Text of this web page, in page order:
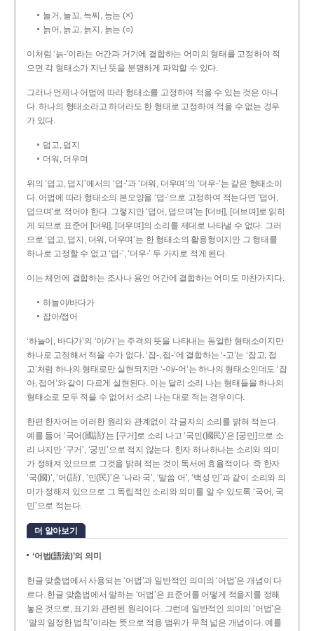
늘거, 늘꼬, 늑찌, 능는 (×)
늙어, 늙고, 늙지, 늙는 (○)
이처럼 ‘늙-­’이라는 어간과 거기에 결합하는 어미의 형태를 고정하여 적
으면 각 형태소가 지닌 뜻을 분명하게 파악할 수 있다.
그러나 언제나 어법에 따라 형태소를 고정하여 적을 수 있는 것은 아니
다. 하나의 형태소라고 하더라도 한 형태로 고정하여 적을 수 없는 경우
가 있다.
덥고, 덥지
더워, 더우며
위의 ‘덥고, 덥지’에서의 ‘덥-­’과 ‘더워, 더우며’의 ‘더우-­’는 같은 형태소이
다. 어법에 따라 형태소의 본모양을 ‘덥-­’으로 고정하여 적는다면 ‘덥어,
덥으며’로 적어야 한다. 그렇지만 ‘덥어, 덥으며’는 [더버], [더브며]로 읽히
게 되므로 표준어 [더워], [더우며]의 소리를 제대로 나타낼 수 없다. 그러
므로 ‘덥고, 덥지, 더워, 더우며’는 한 형태소의 활용형이지만 그 형태를
하나로 고정할 수 없고 ‘덥-’, ‘더우-’ 두 가지로 적게 된다.
이는 체언에 결합하는 조사나 용언 어간에 결합하는 어미도 마찬가지다.
하늘이/바다가
잡아/접어
‘하늘이, 바다가’의 ‘이/가’는 주격의 뜻을 나타내는 동일한 형태소이지만
하나로 고정해서 적을 수가 없다. ‘잡-, 접-’에 결합하는 ‘-고’는 ‘잡고, 접
고’처럼 하나의 형태로만 실현되지만 ‘-아/-어’는 하나의 형태소인데도 ‘잡
아, 접어’와 같이 다르게 실현된다. 이는 달리 소리 나는 형태들을 하나의
형태소로 모두 적을 수 없어서 소리 나는 대로 적는 경우이다.
한편 한자어는 이러한 원리와 관계없이 각 글자의 소리를 밝혀 적는다.
예를 들어 ‘국어(國語)’는 [구거]로 소리 나고 ‘국민(國民)’은 [궁민]으로 소
리 나지만 ‘구거’, ‘궁민’으로 적지 않는다. 한자 하나하나는 소리와 의미
가 정해져 있으므로 그것을 밝혀 적는 것이 독서에 효율적이다. 즉 한자
‘국(國)’, ‘어(語)’, ‘민(民)’은 ‘나라 국’, ‘말씀 어’, ‘백성 민’과 같이 소리와 의
미가 정해져 있으므로 그 독립적인 소리와 의미를 알 수 있도록 ‘국어, 국
민’으로 적는다.
더 알아보기
‘어법(語法)’의 의미
한글 맞춤법에서 사용되는 ‘어법’과 일반적인 의미의 ‘어법’은 개념이 다
르다. 한글 맞춤법에서 말하는 ‘어법’은 표준어를 어떻게 적을지를 정해
놓은 것으로, 표기와 관련된 원리이다. 그런데 일반적인 의미의 ‘어법’은
‘말의 일정한 법칙’이라는 뜻으로 적용 범위가 무척 넓은 개념이다. 예를